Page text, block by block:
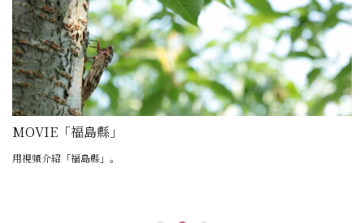
MOVIE「福島縣」
用視頻介紹「福島縣」。